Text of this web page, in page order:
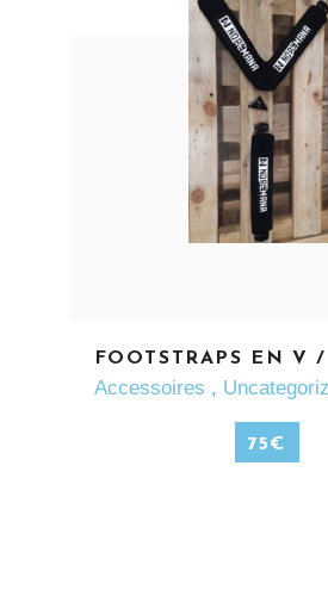
EN SAVOIR
FOOTSTRAPS EN V
Accessoires ,
75€